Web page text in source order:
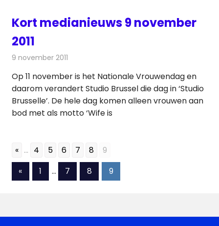
Kort medianieuws 9 november
2011
9 november 2011
Op 11 november is het Nationale Vrouwendag en
daarom verandert Studio Brussel die dag in ‘Studio
Brusselle’. De hele dag komen alleen vrouwen aan
bod met als motto ‘Wife is
« ... 4 5 6 7 8 9
Berichten
«Vorige
berichten
1 … 7 8 9